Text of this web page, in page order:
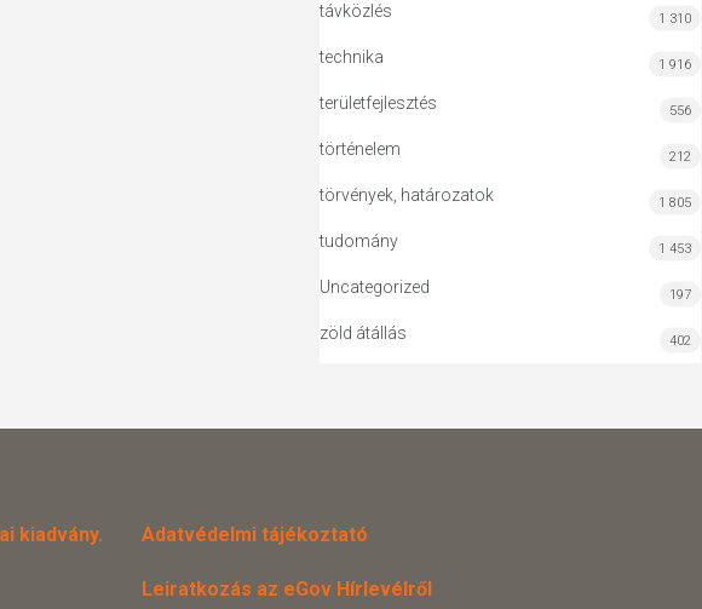
távközlés 1 310
technika 1 916
területfejlesztés 556
történelem 212
törvények, határozatok 1 805
tudomány 1 453
Uncategorized 197
zöld átállás 402
kiadvány.
Adatvédelmi tájékoztató
Leiratkozás az eGov Hírlevélről